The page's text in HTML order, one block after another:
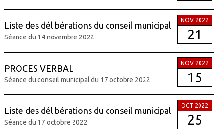
Liste des délibérations du conseil municipal
Séance du 14 novembre 2022
NOV 2022
21
PROCES VERBAL
Séance du conseil municipal du 17 octobre 2022
NOV 2022
15
Liste des délibérations du conseil municipal
Séance du 17 octobre 2022
OCT 2022
25